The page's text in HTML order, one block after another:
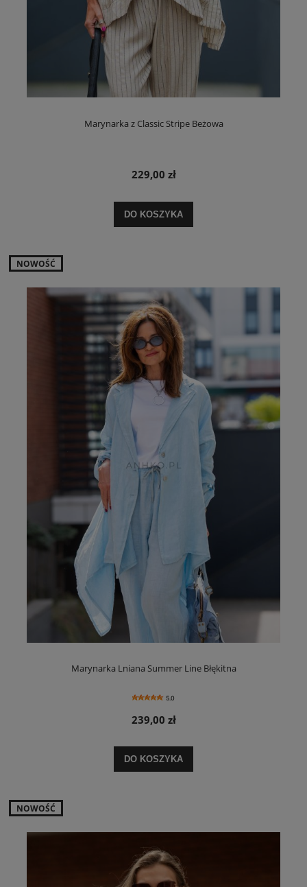
Marynarka z Classic Stripe Beżowa
229,00 zł
DO KOSZYKA
Marynarka Lniana Summer Line Błękitna
5.0
239,00 zł
DO KOSZYKA
NOWOŚĆ
NOWOŚĆ